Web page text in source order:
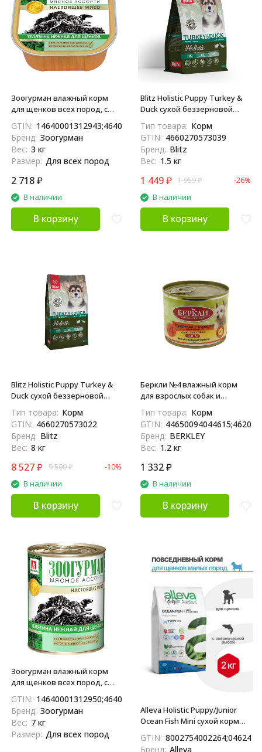
Зоогурман влажный корм
для щенков всех пород, с
10 шт
GTIN: 14640001312943;4640001312946
Бренд: Зоогурман
Вес: 3 кг
Размер: Для всех пород
2 718₽
В наличии
В корзину
Blitz Holistic Puppy Turkey &
Duck сухой беззерновой
пород, беременных и
кормящих сук, при
чувствительном
пищеварении с индейкой и
уткой - 1,5 кг
Тип товара: Корм
GTIN: 4660270573039
Бренд: Blitz
Вес: 1.5 кг
1 449₽ 1 959₽ -26%
В наличии
В корзину
Blitz Holistic Puppy Turkey &
Duck сухой беззерновой
пород, беременных и
кормящих сук, при
чувствительном
пищеварении с индейкой и
уткой - 8 кг
Тип товара: Корм
GTIN: 4660270573022
Бренд: Blitz
Вес: 8 кг
8 527₽ 9 500₽ -10%
В наличии
В корзину
Беркли №4 влажный корм
для взрослых собак и
курицей и овощами - 200 г x
6 шт
Тип товара: Корм
GTIN:
Бренд: BERKLEY
Вес: 1.2 кг
1 332₽
В наличии
В корзину
Зоогурман влажный корм
для щенков всех пород, с
20 шт
GTIN: 14640001312950;4640001312953
Бренд: Зоогурман
Вес: 7 кг
Размер: Для всех пород
Alleva Holistic Puppy/Junior
Ocean Fish Mini сухой корм
океанической рыбой,
GTIN:
Бренд: Alleva